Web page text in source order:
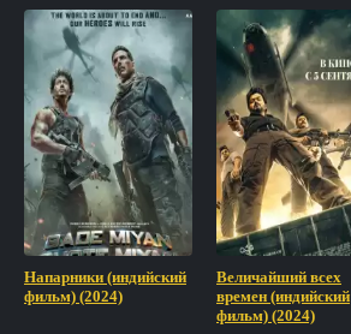
Напарники (индийский
фильм) (2024)
Величайший всех
времен (индийский
фильм) (2024)